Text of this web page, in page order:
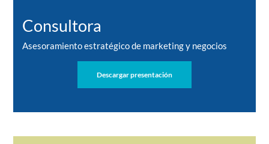
Consultora
Asesoramiento estratégico de marketing y negocios
Descargar presentación